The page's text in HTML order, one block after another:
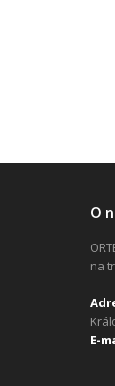
O
na
E-